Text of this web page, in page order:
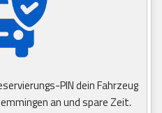
PIN dein Fahrzeug
an und spare Zeit.